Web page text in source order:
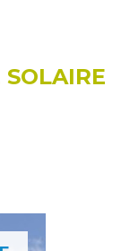
SOLAIRE